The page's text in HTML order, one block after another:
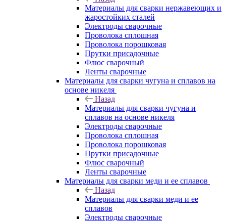
Материалы для сварки нержавеющих и
жаростойких сталей
Электроды сварочные
Проволока сплошная
Проволока порошковая
Прутки присадочные
Флюс сварочный
Ленты сварочные
Материалы для сварки чугуна и сплавов на
основе никеля
Назад
Материалы для сварки чугуна и
сплавов на основе никеля
Электроды сварочные
Проволока сплошная
Проволока порошковая
Прутки присадочные
Флюс сварочный
Ленты сварочные
Материалы для сварки меди и ее сплавов
Назад
Материалы для сварки меди и ее
сплавов
Электроды сварочные